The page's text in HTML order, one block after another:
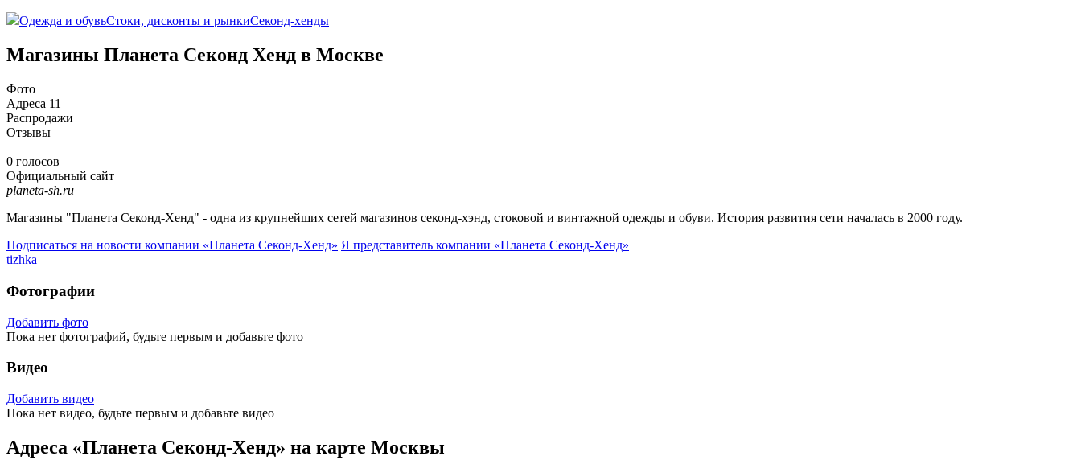
Одежда и обувьСтоки, дисконты и рынкиСеконд-хенды
Магазины Планета Секонд Хенд в Москве
Фото
Адреса 11
Распродажи
Отзывы
0 голосов
Официальный сайт
planeta-sh.ru
Магазины "Планета Секонд-Хенд" - одна из крупнейших сетей магазинов секонд-хэнд, стоковой и винтажной одежды и обуви. История развития сети началась в 2000 году.
Подписаться на новости компании «Планета Секонд-Хенд» Я представитель компании «Планета Секонд-Хенд»
tizhka
Фотографии
Добавить фото
Пока нет фотографий, будьте первым и добавьте фото
Видео
Добавить видео
Пока нет видео, будьте первым и добавьте видео
Адреса «Планета Секонд-Хенд» на карте Москвы